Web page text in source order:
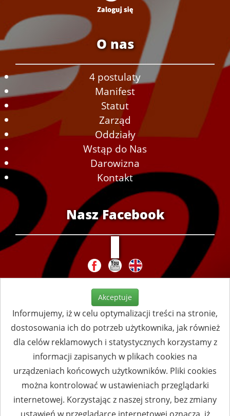
O nas
4 postulaty
Manifest
Statut
Zarząd
Oddziały
Wstąp do Nas
Darowizna
Kontakt
Nasz Facebook
Akceptuje
Informujemy, iż w celu optymalizacji treści na stronie,
dostosowania ich do potrzeb użytkownika, jak również
dla celów reklamowych i statystycznych korzystamy z
informacji zapisanych w plikach cookies na
urządzeniach końcowych użytkowników. Pliki cookies
można kontrolować w ustawieniach przeglądarki
internetowej. Korzystając z naszej strony, bez zmiany